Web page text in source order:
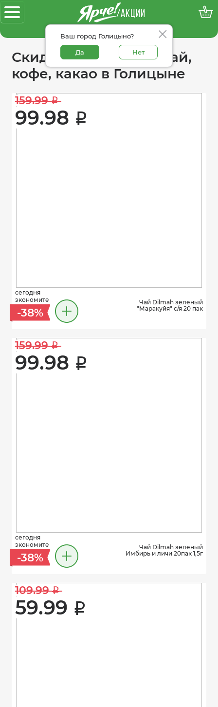
/АКЦИИ
Ваш город Голицыно?
Да Нет
100% достоверные акции
Скидки в категории чай,
кофе, какао в Голицыне
159.99 i
99.98 i
сегодня
экономите
-38%
Чай Dilmah зеленый
"Маракуйя" с/я 20 пак
159.99 i
99.98 i
сегодня
экономите
-38%
Чай Dilmah зеленый
Имбирь и личи 20пак 1,5г
109.99 i
59.99 i